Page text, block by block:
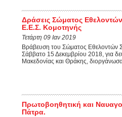
Δράσεις Σώματος
Ε.Ε.Σ. Κομοτηνής
Τετάρτη 09 Ιαν 2019
Βράβευση του Σώματος Εθελοντών
Σάββατο 15 Δεκεμβρίου 2018, για
Μακεδονίας και Θράκης,
Πρωτοβοηθητική και
Πάτρα.